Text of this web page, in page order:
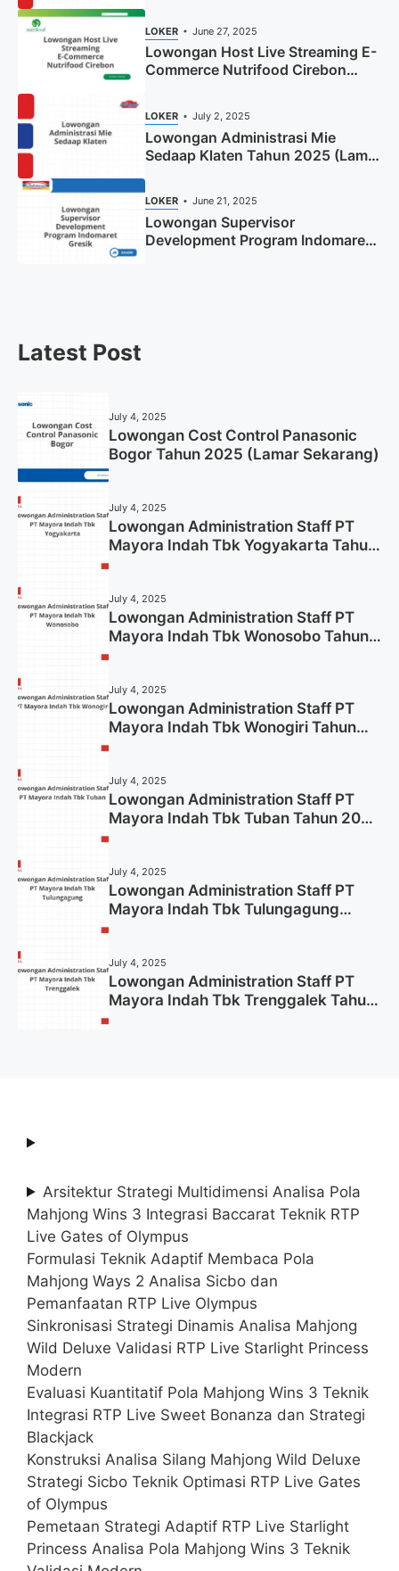
LOKER June 27, 2025
Lowongan Host Live Streaming E-
Commerce Nutrifood Cirebon
LOKER July 2, 2025
Lowongan Administrasi Mie
Sedaap Klaten Tahun 2025 (Lamar
LOKER June 21, 2025
Lowongan Supervisor
Development Program Indomaret
Latest Post
July 4, 2025
Lowongan Cost Control Panasonic
Bogor Tahun 2025 (Lamar Sekarang)
July 4, 2025
Lowongan Administration Staff PT
Mayora Indah Tbk Yogyakarta Tahun
July 4, 2025
Lowongan Administration Staff PT
Mayora Indah Tbk Wonosobo Tahun
July 4, 2025
Lowongan Administration Staff PT
Mayora Indah Tbk Wonogiri Tahun
July 4, 2025
Lowongan Administration Staff PT
Mayora Indah Tbk Tuban Tahun 2025
July 4, 2025
Lowongan Administration Staff PT
Mayora Indah Tbk Tulungagung
July 4, 2025
Lowongan Administration Staff PT
Mayora Indah Tbk Trenggalek Tahun
Arsitektur Strategi Multidimensi Analisa Pola
Mahjong Wins 3 Integrasi Baccarat Teknik RTP
Live Gates of Olympus
Formulasi Teknik Adaptif Membaca Pola
Mahjong Ways 2 Analisa Sicbo dan
Pemanfaatan RTP Live Olympus
Sinkronisasi Strategi Dinamis Analisa Mahjong
Wild Deluxe Validasi RTP Live Starlight Princess
Modern
Evaluasi Kuantitatif Pola Mahjong Wins 3 Teknik
Integrasi RTP Live Sweet Bonanza dan Strategi
Blackjack
Konstruksi Analisa Silang Mahjong Wild Deluxe
Strategi Sicbo Teknik Optimasi RTP Live Gates
of Olympus
Pemetaan Strategi Adaptif RTP Live Starlight
Princess Analisa Pola Mahjong Wins 3 Teknik